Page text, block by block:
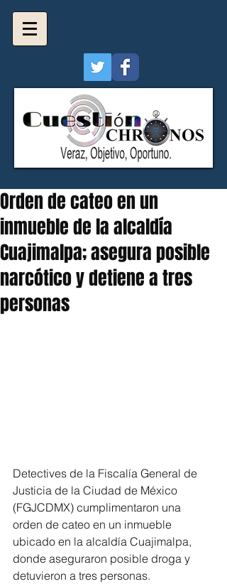
Orden de cateo en un
inmueble de la alcaldía
Cuajimalpa; asegura posible
narcótico y detiene a tres
personas
Detectives de la Fiscalía General de
Justicia de la Ciudad de México
(FGJCDMX) cumplimentaron una
orden de cateo en un inmueble
ubicado en la alcaldía Cuajimalpa,
donde aseguraron posible droga y
detuvieron a tres personas.